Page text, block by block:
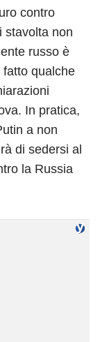
contro
stavolta non
russo è
qualche
In pratica,
a non
di sedersi al
la Russia